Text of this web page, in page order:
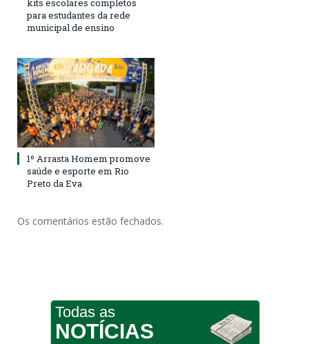
kits escolares completos
para estudantes da rede
municipal de ensino
1º Arrasta Homem promove
saúde e esporte em Rio
Preto da Eva
Os comentários estão fechados.
Todas as
NOTÍCIAS